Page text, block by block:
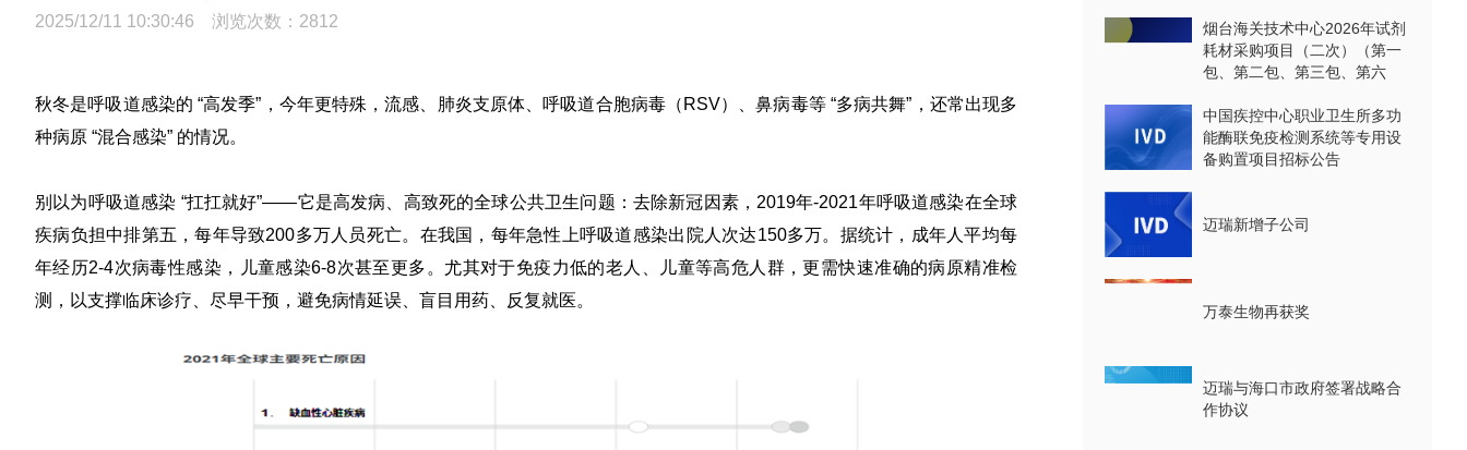
2025/12/11 10:30:46 浏览次数： 2812
秋冬是呼吸道感染的 “高发季”，今年更特殊，流感、肺炎支原体、 呼吸道合胞病毒（RSV）、鼻病毒等 “多病共舞”，还常出现多
种病原 “混合感染” 的情况。
别以为呼吸道感染 “扛扛就好”——它是高发病、高致死的全球公共卫生问题：去除新冠因素，2019年-2021年呼吸道感染在全球
疾病负担中排第五，每年导致200多万人员死亡。在我国，每年急性上呼吸道感染出院人次达150多万。据统计，成年人平均每
年经历2-4次病毒性感染，儿童感染6-8次甚至更多。尤其对于免疫力低的老人、儿童等高危人群，更需快速准确的病原精准检
测，以支撑临床诊疗、尽早干预，避免病情延误、盲目用药、反复就医。
烟台海关技术中心2026年试剂
耗材采购项目（二次）（第一
包、第二包、第三包、第六
标公告
中国疾控中心职业卫生所多功
能酶联免疫检测系统等专用设
备购置项目招标公告
迈瑞新增子公司
万泰生物再获奖
迈瑞与海口市政府签署战略合
作协议